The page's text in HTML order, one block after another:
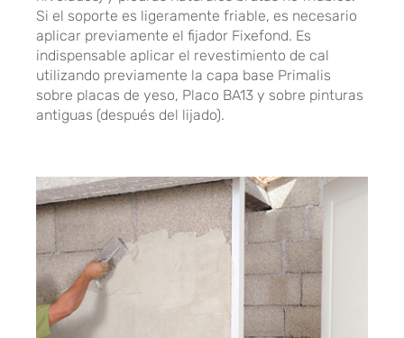
Si el soporte es ligeramente friable, es necesario
aplicar previamente el fijador Fixefond. Es
indispensable aplicar el revestimiento de cal
utilizando previamente la capa base Primalis
sobre placas de yeso, Placo BA13 y sobre pinturas
antiguas (después del lijado).